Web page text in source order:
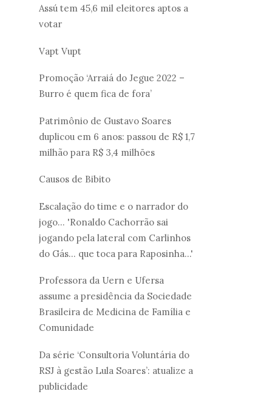
Assú tem 45,6 mil eleitores aptos a
votar
Vapt Vupt
Promoção ‘Arraiá do Jegue 2022 –
Burro é quem fica de fora’
Patrimônio de Gustavo Soares
duplicou em 6 anos: passou de R$ 1,7
milhão para R$ 3,4 milhões
Causos de Bibito
Escalação do time e o narrador do
jogo... 'Ronaldo Cachorrão sai
jogando pela lateral com Carlinhos
do Gás... que toca para Raposinha...'
Professora da Uern e Ufersa
assume a presidência da Sociedade
Brasileira de Medicina de Família e
Comunidade
Da série ‘Consultoria Voluntária do
RSJ à gestão Lula Soares’: atualize a
publicidade